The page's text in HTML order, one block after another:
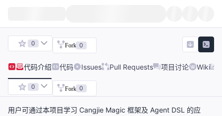
0 Fork 0
代码介绍 代码 Issues Pull Requests 项目讨论 Wiki
0 Fork 0
用户可通过本项目学习 Cangjie Magic 框架及 Agent DSL 的应